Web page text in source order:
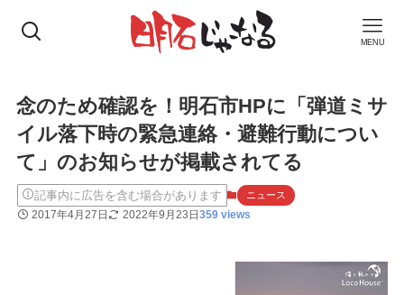
MENU
念のため確認を！明石市HPに「弾道ミサ
イル落下時の緊急連絡・避難行動につい
て」のお知らせが掲載されてる
記事内に広告を含む場合があります ニュース
2017年4月27日 2022年9月23日359 views